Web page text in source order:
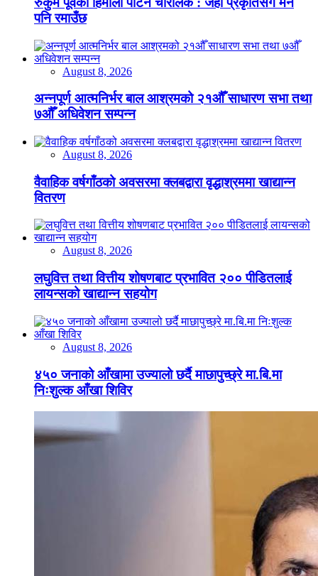
पनि रमाउँछ
August 8, 2026
अन्नपूर्ण आत्मनिर्भर बाल आश्रमको २१औँ साधारण सभा तथा
७औँ अधिवेशन सम्पन्न
August 8, 2026
वैवाहिक वर्षगाँठको अवसरमा क्लबद्वारा वृद्धाश्रममा खाद्यान्न
वितरण
August 8, 2026
लघुवित्त तथा वित्तीय शोषणबाट प्रभावित २०० पीडितलाई
लायन्सको खाद्यान्न सहयोग
August 8, 2026
४५० जनाको आँखामा उज्यालो छर्दै माछापुच्छ्रे मा.बि.मा
निःशुल्क आँखा शिविर